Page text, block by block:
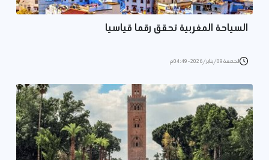
السياحة المغربية تحقق رقما قياسيا
الجمعة 09/يناير/2026 - 04:49 م